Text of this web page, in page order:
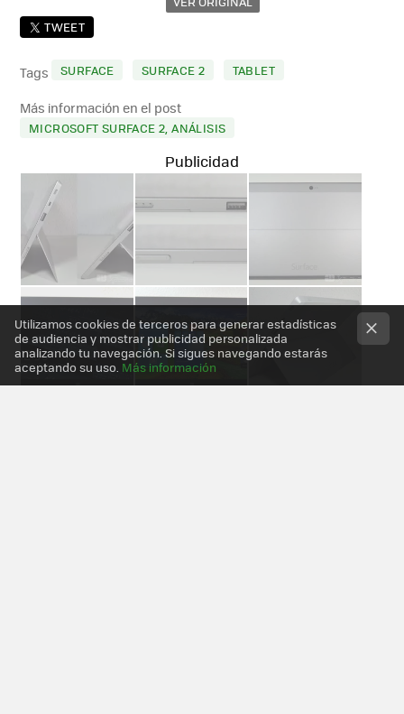
TWEET
Tags SURFACE SURFACE 2 TABLET
Más información en el post
MICROSOFT SURFACE 2, ANÁLISIS
Utilizamos cookies de terceros para generar estadísticas
de audiencia y mostrar publicidad personalizada
analizando tu navegación. Si sigues navegando estarás
aceptando su uso. Más información